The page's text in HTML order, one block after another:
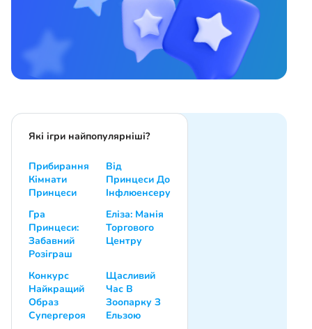
Які ігри найпопулярніші?
Прибирання
Кімнати
Принцеси
Від
Принцеси До
Інфлюенсеру
Гра
Принцеси:
Забавний
Розіграш
Еліза: Манія
Торгового
Центру
Конкурс
Найкращий
Образ
Супергероя
Щасливий
Час В
Зоопарку З
Ельзою